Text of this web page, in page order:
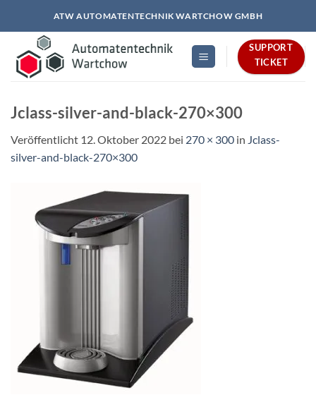
springen
ATW AUTOMATENTECHNIK WARTCHOW GMBH
SUPPORT
TICKET
Jclass-silver-and-black-270×300
Veröffentlicht 12. Oktober 2022 bei 270 × 300 in Jclass-
silver-and-black-270×300